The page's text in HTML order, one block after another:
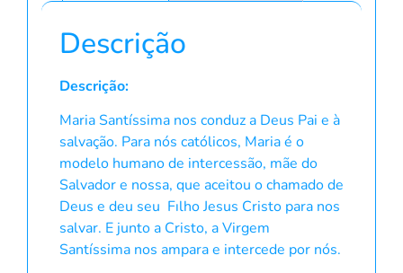
Descrição
Descrição:
Maria Santíssima nos conduz a Deus Pai e à
salvação. Para nós católicos, Maria é o
modelo humano de intercessão, mãe do
Salvador e nossa, que aceitou o chamado de
Deus e deu seu Fılho Jesus Cristo para nos
salvar. E junto a Cristo, a Virgem
Santíssima nos ampara e intercede por nós.